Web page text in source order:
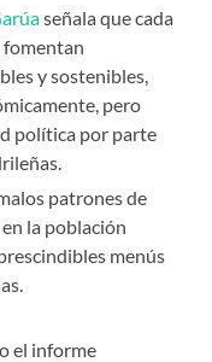
señala que cada
fomentan
y sostenibles,
pero
política por parte
patrones de
la población
menús
el informe